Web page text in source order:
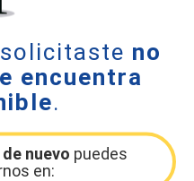
no
encuentra
.
nuevo puedes
en: